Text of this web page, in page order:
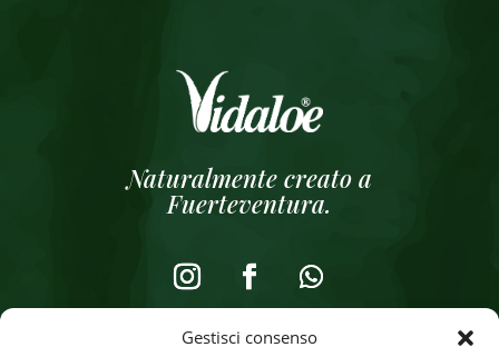
Gestisci consenso
Naturalmente creato a
Fuerteventura.